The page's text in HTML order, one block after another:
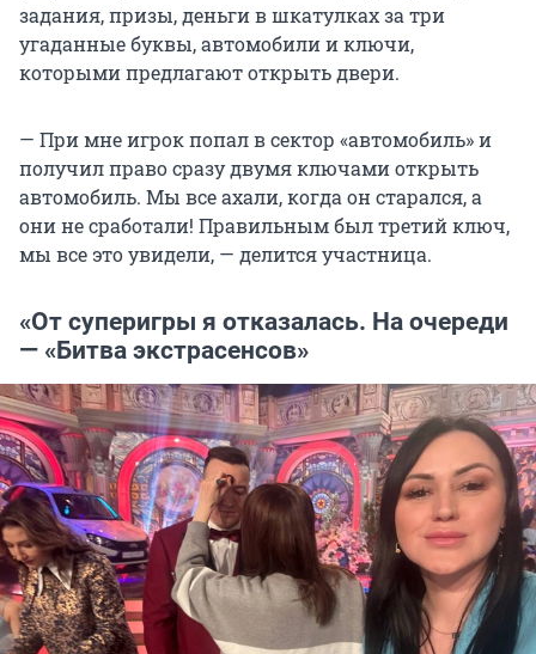
задания, призы, деньги в шкатулках за три
угаданные буквы, автомобили и ключи,
которыми предлагают открыть двери.
— При мне игрок попал в сектор «автомобиль» и
получил право сразу двумя ключами открыть
автомобиль. Мы все ахали, когда он старался, а
они не сработали! Правильным был третий ключ,
мы все это увидели, — делится участница.
«От суперигры я отказалась. На очереди
— «Битва экстрасенсов»